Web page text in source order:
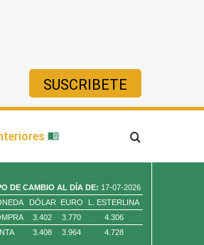
SUSCRIBETE
4,010.80 US $/ Oz. Tr.
DE CAMBIO AL DÍA DE: 17-07-2026
DÓLAR EURO
L. ESTERLINA
3.402 3.770
4.306
3.408 3.964 4.728